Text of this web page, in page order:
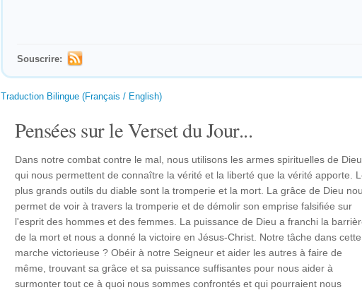
Souscrire:
Traduction Bilingue (Français / English)
Pensées sur le Verset du Jour...
Dans notre combat contre le mal, nous utilisons les armes spirituelles de Dieu
qui nous permettent de connaître la vérité et la liberté que la vérité apporte.
plus grands outils du diable sont la tromperie et la mort. La grâce de Dieu
permet de voir à travers la tromperie et de démolir son emprise falsifiée sur
l'esprit des hommes et des femmes. La puissance de Dieu a franchi la
de la mort et nous a donné la victoire en Jésus-Christ. Notre tâche dans cette
marche victorieuse ? Obéir à notre Seigneur et aider les autres à faire de
même, trouvant sa grâce et sa puissance suffisantes pour nous aider à
surmonter tout ce à quoi nous sommes confrontés et qui pourraient nous